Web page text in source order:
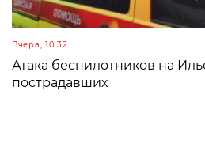
Вчера, 10:32
Атака беспилотников на
пострадавших